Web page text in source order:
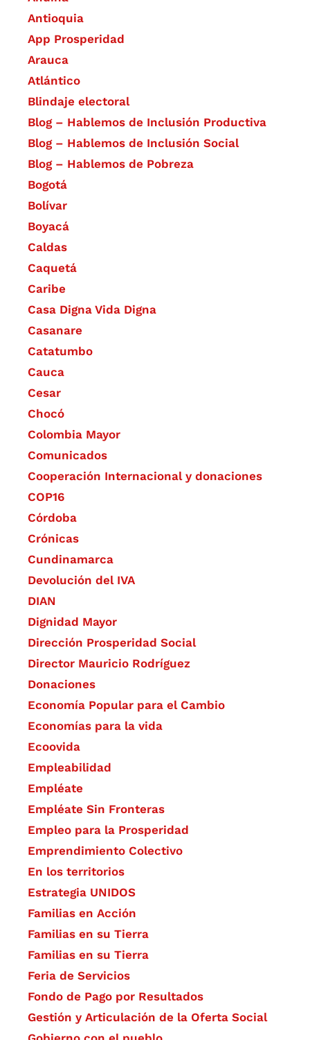
Antioquia
App Prosperidad
Arauca
Atlántico
Blindaje electoral
Blog – Hablemos de Inclusión Productiva
Blog – Hablemos de Inclusión Social
Blog – Hablemos de Pobreza
Bogotá
Bolívar
Boyacá
Caldas
Caquetá
Caribe
Casa Digna Vida Digna
Casanare
Catatumbo
Cauca
Cesar
Chocó
Colombia Mayor
Comunicados
Cooperación Internacional y donaciones
COP16
Córdoba
Crónicas
Cundinamarca
Devolución del IVA
DIAN
Dignidad Mayor
Dirección Prosperidad Social
Director Mauricio Rodríguez
Donaciones
Economía Popular para el Cambio
Economías para la vida
Ecoovida
Empleabilidad
Empléate
Empléate Sin Fronteras
Empleo para la Prosperidad
Emprendimiento Colectivo
En los territorios
Estrategia UNIDOS
Familias en Acción
Familias en su Tierra
Familias en su Tierra
Feria de Servicios
Fondo de Pago por Resultados
Gestión y Articulación de la Oferta Social